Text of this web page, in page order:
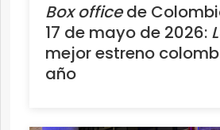
Box officede
17 de mayo de 2026:
mejor estreno
año